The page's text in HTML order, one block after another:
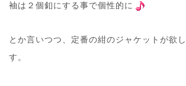
袖は２個釦にする事で個性的に
とか言いつつ、定番の紺のジャケットが欲
す。